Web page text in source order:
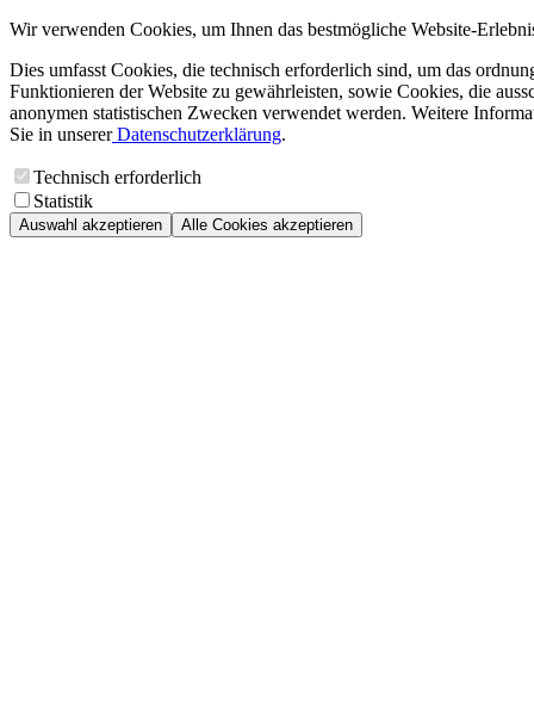
Wir verwenden Cookies, um Ihnen das bestmögliche Website-
Dies umfasst Cookies, die technisch erforderlich sind, um das
Funktionieren der Website zu gewährleisten, sowie Cookies, die
anonymen statistischen Zwecken verwendet werden. Weitere
Sie in unsererDatenschutzerklärung.
Technisch erforderlich
Statistik
Auswahl akzeptieren Alle Cookies akzeptieren